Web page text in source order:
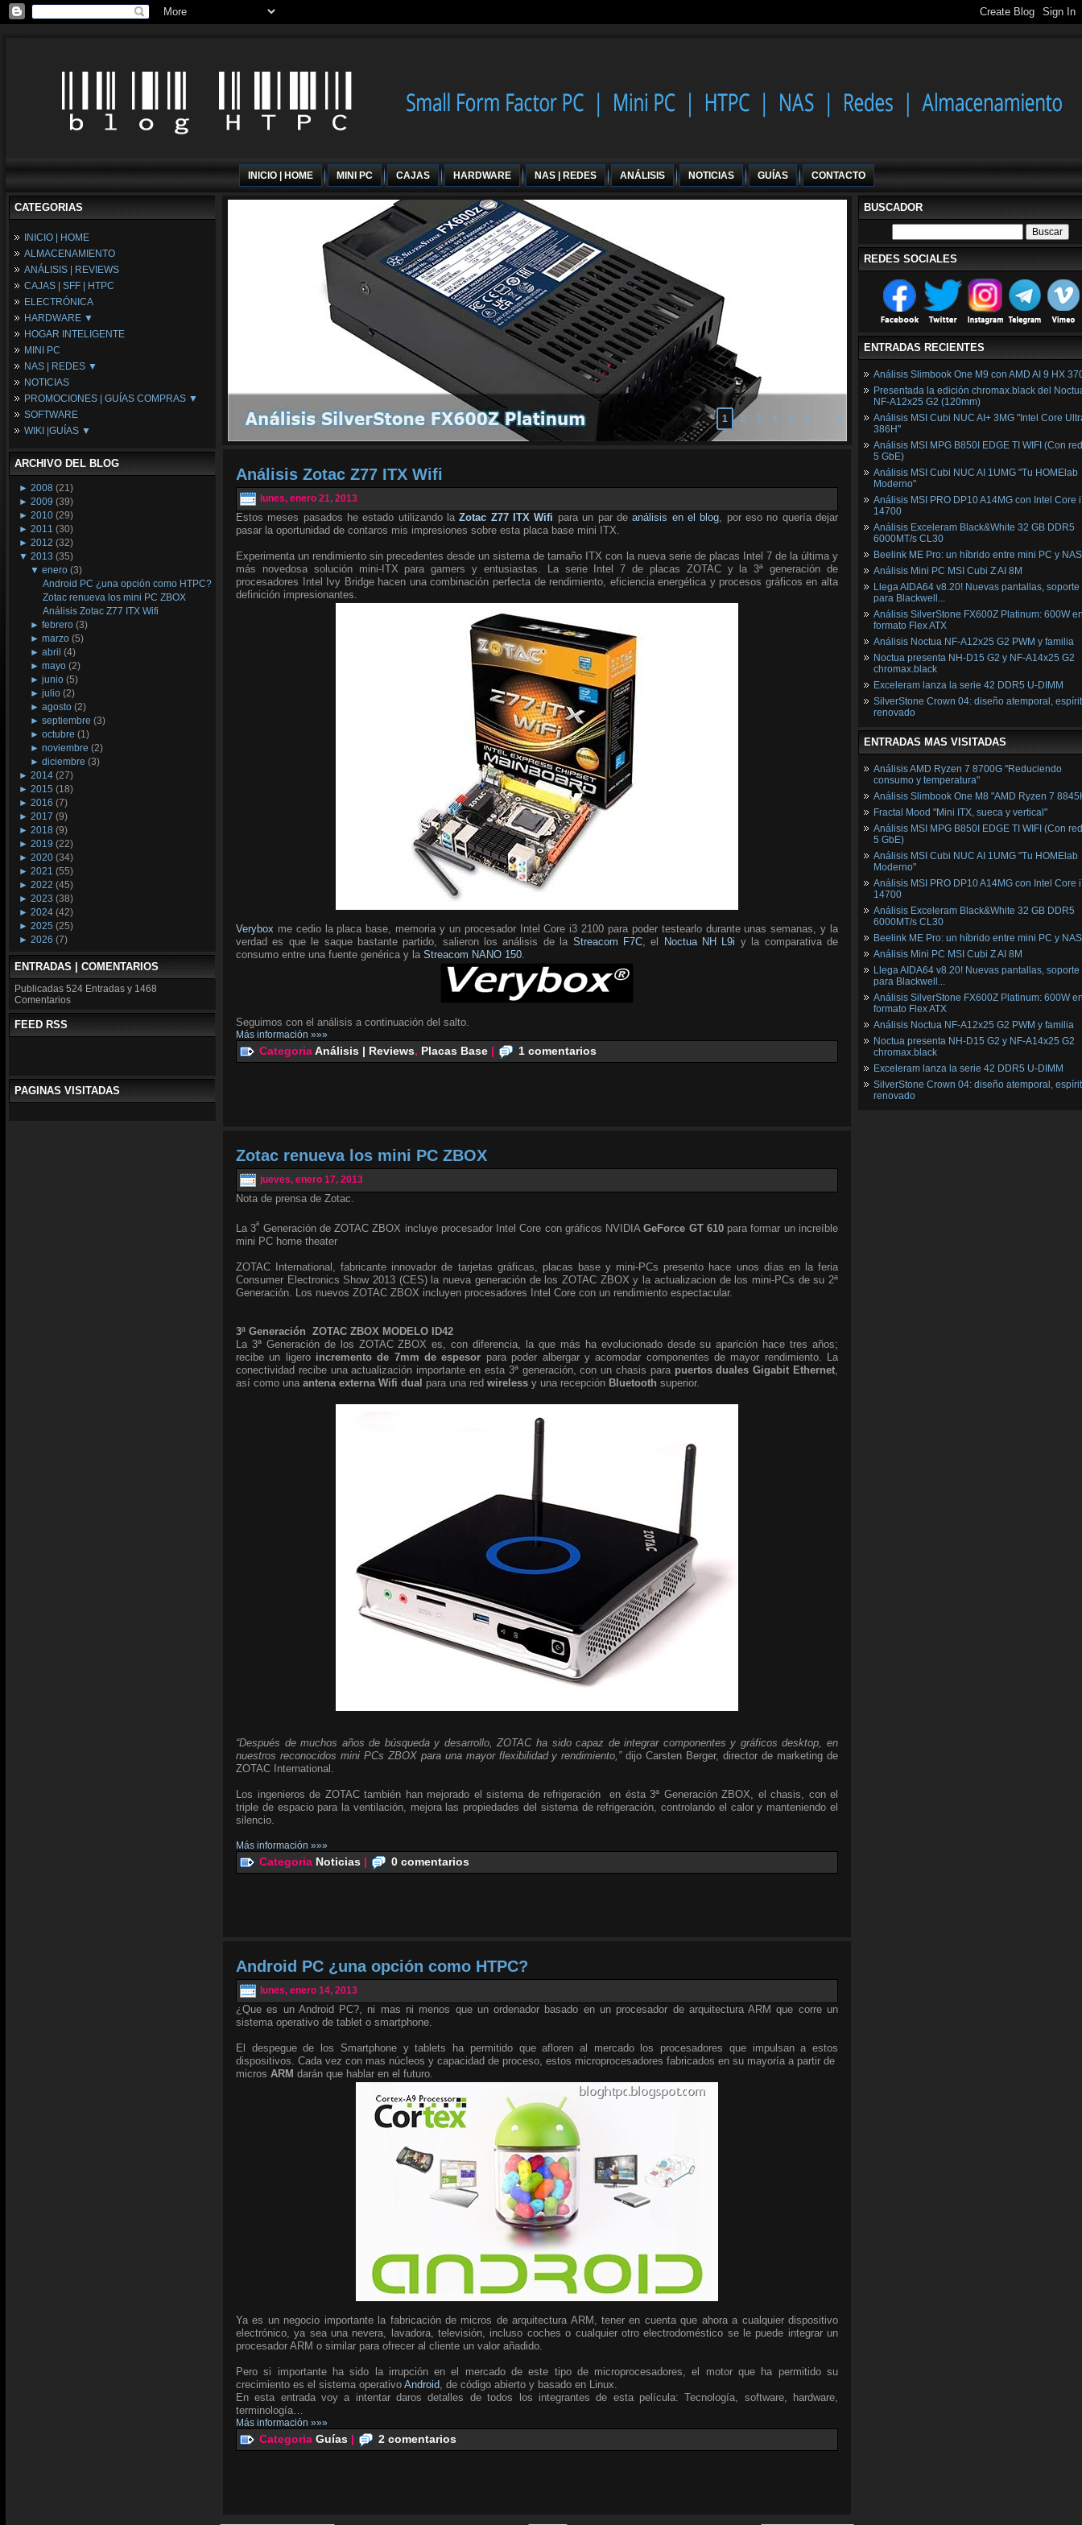
INICIO | HOME MINI PC CAJAS HARDWARE NAS | REDES ANÁLISIS NOTICIAS GUÍAS CONTACTO
CATEGORIAS
INICIO | HOME
ALMACENAMIENTO
ANÁLISIS | REVIEWS
CAJAS | SFF | HTPC
ELECTRÓNICA
HARDWARE ▼
Fuentes de Alimentación
Memória RAM
Placas Base
Procesadores
Periféricos
Refrigeración
Tarjetas Gráficas
HOGAR INTELIGENTE
MINI PC
NAS | REDES ▼
NAS
Espacio Synology
Redes
NOTICIAS
PROMOCIONES | GUÍAS COMPRAS ▼
Configuraciones Ordenadores
Guías de Compras
SOFTWARE
WIKI |GUÍAS ▼
Wikipedia
ARCHIVO DEL BLOG
► 2008 (21)
► 2009 (39)
► 2010 (29)
► 2011 (30)
► 2012 (32)
▼ 2013 (35)
▼enero (3)
Android PC ¿una opción como HTPC?
Zotac renueva los mini PC ZBOX
Análisis Zotac Z77 ITX Wifi
►febrero (3)
►marzo (5)
►abril (4)
►mayo (2)
►junio (5)
►julio (2)
►agosto (2)
►septiembre (3)
►octubre (1)
►noviembre (2)
►diciembre (3)
► 2014 (27)
► 2015 (18)
► 2016 (7)
► 2017 (9)
► 2018 (9)
► 2019 (22)
► 2020 (34)
► 2021 (55)
► 2022 (45)
► 2023 (38)
► 2024 (42)
► 2025 (25)
► 2026 (7)
ENTRADAS | COMENTARIOS
Publicadas 524 Entradas y 1468
Comentarios
FEED RSS
PAGINAS VISITADAS
1 2 3 4 5 6 7 8
Análisis Zotac Z77 ITX Wifi
lunes, enero 21, 2013
Estos meses pasados he estado utilizando laZotac Z77 ITX Wifi para un par deanálisis en el blog, por eso no quería dejar
pasar la oportunidad de contaros mis impresiones sobre esta placa base mini ITX.
Experimenta un rendimiento sin precedentes desde un sistema de tamaño ITX con la nueva serie de placas Intel 7 de la última y
más novedosa solución mini-ITX para gamers y entusiastas. La serie Intel 7 de placas ZOTAC y la 3ª generación de
procesadores Intel Ivy Bridge hacen una combinación perfecta de rendimiento, eficiencia energética y procesos gráficos en alta
definición impresionantes.
Verybox me cedio la placa base, memoria y un procesador Intel Core i3 2100 para poder testearlo durante unas semanas, y la
verdad es que le saque bastante partido, salieron los análisis de la Streacom F7C, el Noctua NH L9i y la comparativa de
consumo entre una fuente genérica y la Streacom NANO 150.
Seguimos con el análisis a continuación del salto.
Más información »»»
CategoriaAnálisis | Reviews, Placas Base | 1 comentarios
Zotac renueva los mini PC ZBOX
jueves, enero 17, 2013
Nota de prensa de Zotac.
La 3ª Generación de ZOTAC ZBOX incluye procesador Intel Core con gráficos NVIDIAGeForce GT 610para formar un increíble
mini PC home theater
ZOTAC International, fabricante innovador de tarjetas gráficas, placas base y mini-PCs presento hace unos días en la feria
Consumer Electronics Show 2013 (CES) la nueva generación de los ZOTAC ZBOX y la actualizacion de los mini-PCs de su 2ª
Generación. Los nuevos ZOTAC ZBOX incluyen procesadores Intel Core con un rendimiento espectacular.
3ª Generación ZOTAC ZBOX MODELO ID42
La 3ª Generación de los ZOTAC ZBOX es, con diferencia, la que más ha evolucionado desde su aparición hace tres años;
recibe un ligero incremento de 7mm de espesor para poder albergar y acomodar componentes de mayor rendimiento. La
conectividad recibe una actualización importante en esta 3ª generación, con un chasis para puertos duales Gigabit Ethernet,
así como una antena externa Wifi dual para una red wireless y una recepción Bluetooth superior.
“Después de muchos años de búsqueda y desarrollo, ZOTAC ha sido capaz de integrar componentes y gráficos desktop, en
nuestros reconocidos mini PCs ZBOX para una mayor flexibilidad y rendimiento,”dijo Carsten Berger, director de marketing de
ZOTAC International.
Los ingenieros de ZOTAC también han mejorado el sistema de refrigeración en ésta 3ª Generación ZBOX, el chasis, con el
triple de espacio para la ventilación, mejora las propiedades del sistema de refrigeración, controlando el calor y manteniendo el
silencio.
Más información »»»
Categoria Noticias | 0 comentarios
Android PC ¿una opción como HTPC?
lunes, enero 14, 2013
¿Que es un Android PC?, ni mas ni menos que un ordenador basado en un procesador de arquitectura ARM que corre un
sistema operativo de tablet o smartphone.
El despegue de los Smartphone y tablets ha permitido que afloren al mercado los procesadores que impulsan a estos
dispositivos. Cada vez con mas núcleos y capacidad de proceso, estos microprocesadores fabricados en su mayoría a partir de
micros ARM darán que hablar en el futuro.
Ya es un negocio importante la fabricación de micros de arquitectura ARM, tener en cuenta que ahora a cualquier dispositivo
electrónico, ya sea una nevera, lavadora, televisión, incluso coches o cualquier otro electrodoméstico se le puede integrar un
procesador ARM o similar para ofrecer al cliente un valor añadido.
Pero si importante ha sido la irrupción en el mercado de este tipo de microprocesadores, el motor que ha permitido su
crecimiento es el sistema operativo Android, de código abierto y basado en Linux.
En esta entrada voy a intentar daros detalles de todos los integrantes de esta película: Tecnología, software, hardware,
terminología…
Más información »»»
Categoria Guías | 2 comentarios
BUSCADOR
REDES SOCIALES
ENTRADAS RECIENTES
Análisis Slimbook One M9 con AMD AI 9 HX
Presentada la edición chromax.black del
NF‑A12x25 G2 (120mm)
Análisis MSI Cubi NUC AI+ 3MG "Intel Core
386H"
Análisis MSI MPG B850I EDGE TI WIFI (Con
5 GbE)
Análisis MSI Cubi NUC AI 1UMG "Tu HOMElab
Moderno"
Análisis MSI PRO DP10 A14MG con Intel Core
14700
Análisis Exceleram Black&White 32 GB DDR5
6000MT/s CL30
Beelink ME Pro: un híbrido entre mini PC y NAS
Análisis Mini PC MSI Cubi Z AI 8M
Llega AIDA64 v8.20! Nuevas pantallas, soporte
para Blackwell...
Análisis SilverStone FX600Z Platinum: 600W
formato Flex ATX
Análisis Noctua NF-A12x25 G2 PWM y familia
Noctua presenta NH-D15 G2 y NF-A14x25 G2
chromax.black
Exceleram lanza la serie 42 DDR5 U-DIMM
SilverStone Crown 04: diseño atemporal,
renovado
ENTRADAS MAS VISITADAS
Análisis AMD Ryzen 7 8700G "Reduciendo
consumo y temperatura"
Análisis Slimbook One M8 "AMD Ryzen 7
Fractal Mood "Mini ITX, sueca y vertical"
Análisis MSI MPG B850I EDGE TI WIFI (Con
5 GbE)
Análisis MSI Cubi NUC AI 1UMG "Tu HOMElab
Moderno"
Análisis MSI PRO DP10 A14MG con Intel Core
14700
Análisis Exceleram Black&White 32 GB DDR5
6000MT/s CL30
Beelink ME Pro: un híbrido entre mini PC y NAS
Análisis Mini PC MSI Cubi Z AI 8M
Llega AIDA64 v8.20! Nuevas pantallas, soporte
para Blackwell...
Análisis SilverStone FX600Z Platinum: 600W
formato Flex ATX
Análisis Noctua NF-A12x25 G2 PWM y familia
Noctua presenta NH-D15 G2 y NF-A14x25 G2
chromax.black
Exceleram lanza la serie 42 DDR5 U-DIMM
SilverStone Crown 04: diseño atemporal,
renovado